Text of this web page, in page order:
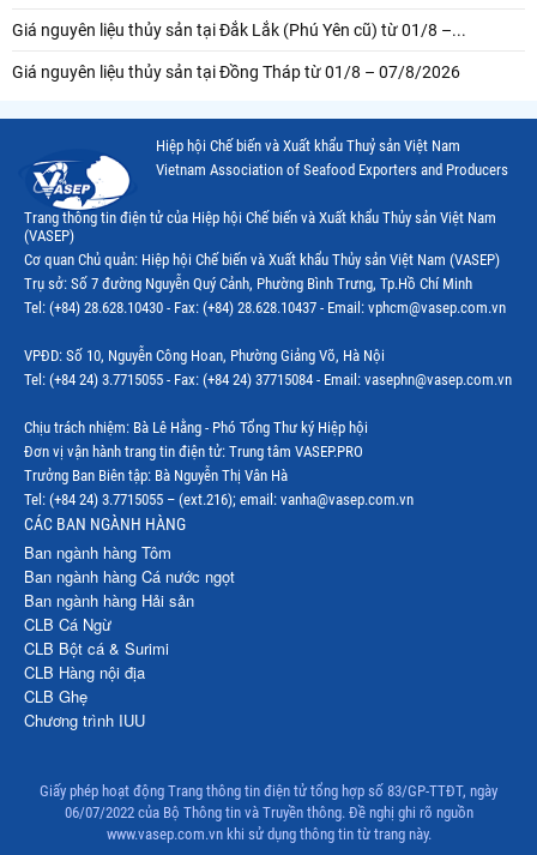
Giá nguyên liệu thủy sản tại Đắk Lắk (Phú Yên cũ) từ 01/8 –...
Giá nguyên liệu thủy sản tại Đồng Tháp từ 01/8 – 07/8/2026
Hiệp hội Chế biến và Xuất khẩu Thuỷ sản Việt Nam
Vietnam Association of Seafood Exporters and Producers
Trang thông tin điện tử của Hiệp hội Chế biến và Xuất khẩu Thủy sản Việt Nam
(VASEP)
Cơ quan Chủ quản: Hiệp hội Chế biến và Xuất khẩu Thủy sản Việt Nam (VASEP)
Trụ sở: Số 7 đường Nguyễn Quý Cảnh, Phường Bình Trưng, Tp.Hồ Chí Minh
Tel: (+84) 28.628.10430 - Fax: (+84) 28.628.10437 - Email: vphcm@vasep.com.vn
VPĐD: Số 10, Nguyễn Công Hoan, Phường Giảng Võ, Hà Nội
Tel: (+84 24) 3.7715055 - Fax: (+84 24) 37715084 - Email: vasephn@vasep.com.vn
Chịu trách nhiệm: Bà Lê Hằng - Phó Tổng Thư ký Hiệp hội
Đơn vị vận hành trang tin điện tử: Trung tâm VASEP.PRO
Trưởng Ban Biên tập: Bà Nguyễn Thị Vân Hà
Tel: (+84 24) 3.7715055 – (ext.216); email: vanha@vasep.com.vn
CÁC BAN NGÀNH HÀNG
Ban ngành hàng Tôm
Ban ngành hàng Cá nước ngọt
Ban ngành hàng Hải sản
CLB Cá Ngừ
CLB Bột cá & Surimi
CLB Hàng nội địa
CLB Ghẹ
Chương trình IUU
Giấy phép hoạt động Trang thông tin điện tử tổng hợp số 83/GP-TTĐT, ngày
06/07/2022 của Bộ Thông tin và Truyền thông. Đề nghị ghi rõ nguồn
www.vasep.com.vn khi sử dụng thông tin từ trang này.